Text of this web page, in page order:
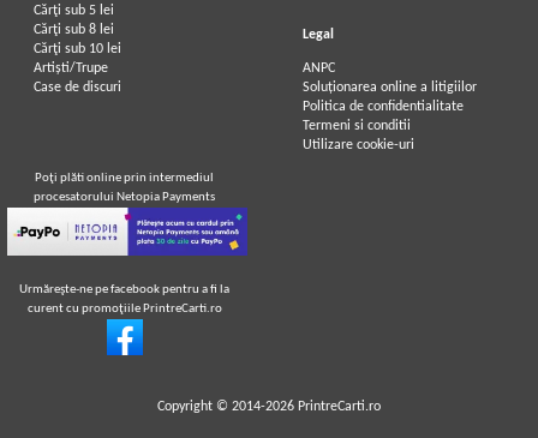
Cărţi sub 5 lei
Cărţi sub 8 lei
Cărţi sub 10 lei
Artiști/Trupe
Case de discuri
Legal
ANPC
Soluționarea online a litigiilor
Politica de confidentialitate
Termeni si conditii
Utilizare cookie-uri
Poţi plăti online prin intermediul
procesatorului Netopia Payments
Urmăreşte-ne pe facebook pentru a fi la
curent cu promoţiile PrintreCarti.ro
Copyright © 2014-2026 PrintreCarti.ro